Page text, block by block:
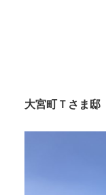
大宮町Ｔさま邸